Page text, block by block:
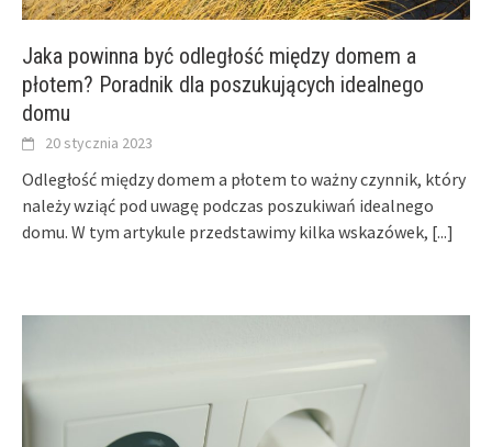
Jaka powinna być odległość między domem a
płotem? Poradnik dla poszukujących idealnego
domu
20 stycznia 2023
Odległość między domem a płotem to ważny czynnik, który
należy wziąć pod uwagę podczas poszukiwań idealnego
domu. W tym artykule przedstawimy kilka wskazówek, [...]